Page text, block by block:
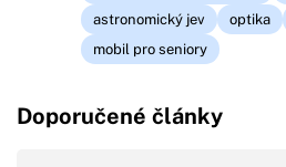
astronomický jev
optika
mobil pro seniory
Doporučené články